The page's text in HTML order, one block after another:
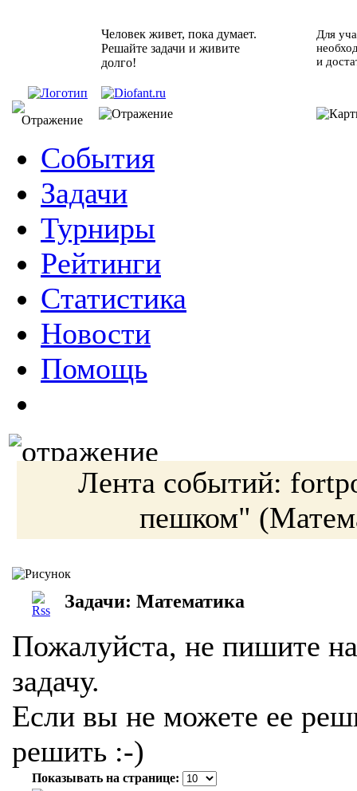
Человек живет, пока думает.
Решайте задачи и живите
долго!
Для
и
События
Задачи
Турниры
Рейтинги
Статистика
Новости
Помощь
Лента событий:
пешком"
Задачи: Математика
Пожалуйста, не пишите
задачу.
Если вы не можете ее
решить :-)
Показывать на странице: